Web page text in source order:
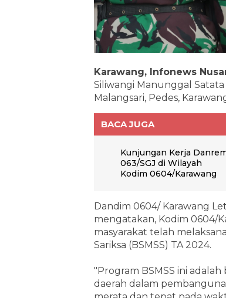
Karawang, Infonews
Siliwangi Manunggal
Malangsari, Pedes,
BACA JUGA
Kunjungan Kerja
063/SGJ di Wilayah
Kodim 0604/Karawang
Dandim 0604/ Karawang
mengatakan, Kodim 0604/
masyarakat telah
Sariksa (BSMSS) TA 2024.
"Program BSMSS ini
daerah dalam